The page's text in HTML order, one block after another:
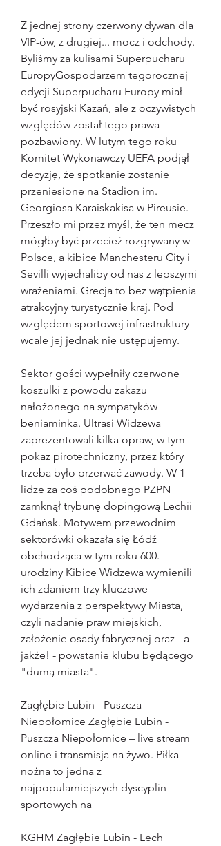
Z jednej strony czerwony dywan dla
VIP-ów, z drugiej... mocz i odchody.
Byliśmy za kulisami Superpucharu
EuropyGospodarzem tegorocznej
edycji Superpucharu Europy miał
być rosyjski Kazań, ale z oczywistych
względów został tego prawa
pozbawiony. W lutym tego roku
Komitet Wykonawczy UEFA podjął
decyzję, że spotkanie zostanie
przeniesione na Stadion im.
Georgiosa Karaiskakisa w Pireusie.
Przeszło mi przez myśl, że ten mecz
mógłby być przecież rozgrywany w
Polsce, a kibice Manchesteru City i
Sevilli wyjechaliby od nas z lepszymi
wrażeniami. Grecja to bez wątpienia
atrakcyjny turystycznie kraj. Pod
względem sportowej infrastruktury
wcale jej jednak nie ustępujemy.
Sektor gości wypełniły czerwone
koszulki z powodu zakazu
nałożonego na sympatyków
beniaminka. Ultrasi Widzewa
zaprezentowali kilka opraw, w tym
pokaz pirotechniczny, przez który
trzeba było przerwać zawody. W 1
lidze za coś podobnego PZPN
zamknął trybunę dopingową Lechii
Gdańsk. Motywem przewodnim
sektorówki okazała się Łódź
obchodząca w tym roku 600.
urodziny Kibice Widzewa wymienili
ich zdaniem trzy kluczowe
wydarzenia z perspektywy Miasta,
czyli nadanie praw miejskich,
założenie osady fabrycznej oraz - a
jakże! - powstanie klubu będącego
"dumą miasta".
Zagłębie Lubin - Puszcza
Niepołomice Zagłębie Lubin -
Puszcza Niepołomice – live stream
online i transmisja na żywo. Piłka
nożna to jedna z
najpopularniejszych dyscyplin
sportowych na
KGHM Zagłębie Lubin - Lech